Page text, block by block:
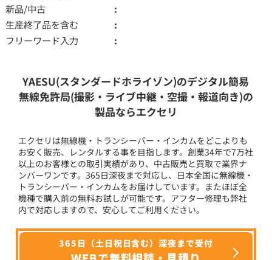
新品/中古
生産終了品を含む
フリーワード入力
YAESU(スタンダードホライゾン)のデジタル簡易
無線免許局(撮影・ライブ中継・空撮・報道向き)の
製品ならエクセリ
エクセリは無線機・トランシーバー・インカムをどこよりも
お安く販売、レンタルする事を目指します。創業34年で7万社
以上のお客様との取引実績があり、中古販売と買取で業界ナ
ンバーワンです。365日深夜まで対応し、日本全国に無線機・
トランシーバー・インカムをお届けしています。またほぼ全
機種で購入前の無料お試しが可能です。アフター修理も弊社
内で対応しますので、安心してご利用ください。
365日（土日祝日含む）深夜まで受付